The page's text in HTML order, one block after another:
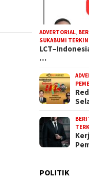
ADVERTORIAL
SUKABUMI
…
POLITIK